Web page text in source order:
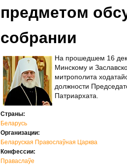
предметом
собрании
На прошедшем 16
Минскому и
митрополита
должности
Патриархата.
Страны:
Беларусь
Организации:
Беларуская Правослаўная Царква
Конфессии:
Праваслаўе